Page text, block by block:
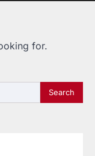
for.